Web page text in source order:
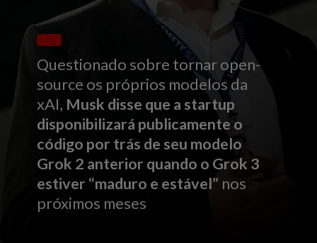
Questionado sobre tornar open-
source os próprios modelos da
xAI, Musk disse que a startup
disponibilizará publicamente o
código por trás de seu modelo
Grok 2 anterior quando o Grok 3
estiver “maduro e estável” nos
próximos meses